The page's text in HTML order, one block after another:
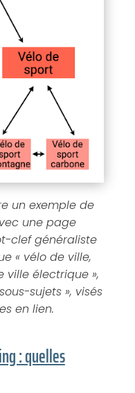
un exemple de
une page
clef généraliste
« vélo de ville,
ville électrique »,
sujets », visés
en lien.
: quelles